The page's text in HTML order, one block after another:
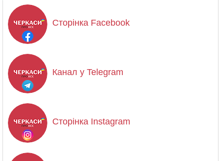
Сторінка Facebook
Канал у Telegram
Сторінка Instagram